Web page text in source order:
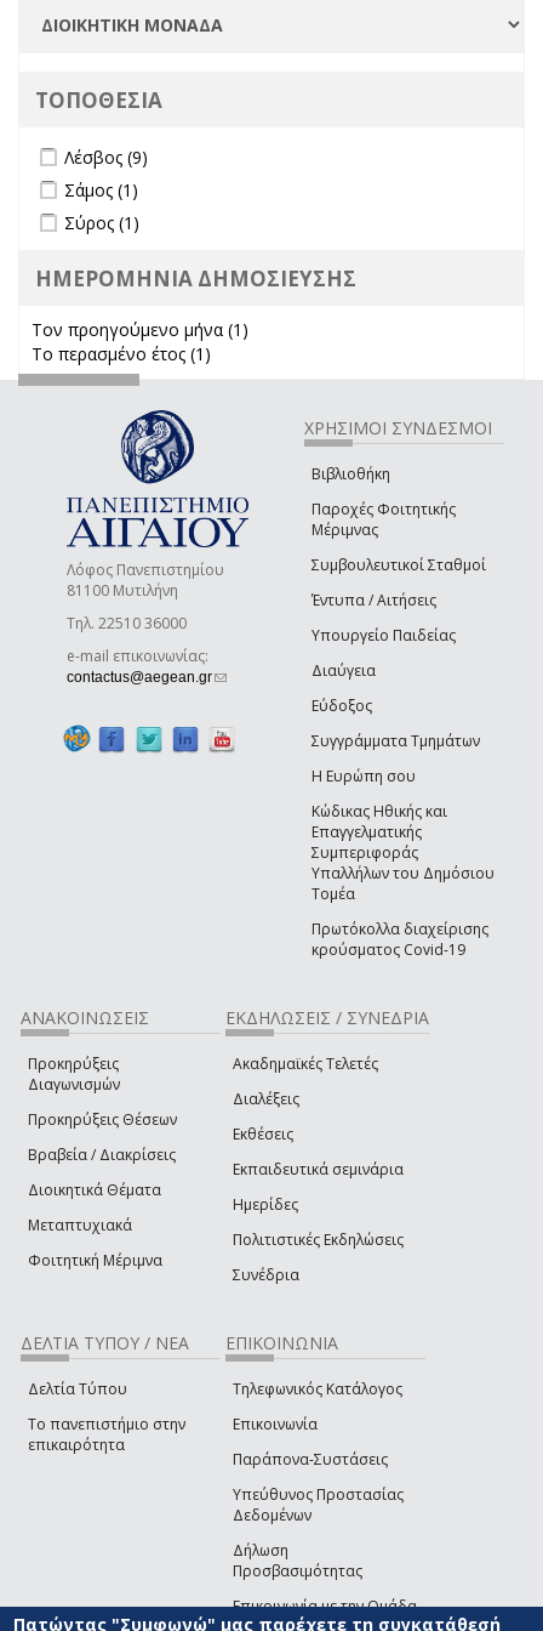
ΤΟΠΟΘΕΣΙΑ
Apply Λέσβος filter
Λέσβος (9)
Apply Σάμος filter
Σάμος (1)
Apply Σύρος filter
Σύρος (1)
ΗΜΕΡΟΜΗΝΙΑ ΔΗΜΟΣΙΕΥΣΗΣ
Τον προηγούμενο μήνα (1)
Το περασμένο έτος (1)
Λόφος Πανεπιστημίου
81100 Μυτιλήνη
Τηλ. 22510 36000
e-mail επικοινωνίας:
contactus@aegean.gr(link sends e-mail)
ΧΡΗΣΙΜΟΙ ΣΥΝΔΕΣΜΟΙ
Βιβλιοθήκη
Παροχές Φοιτητικής
Μέριμνας
Συμβουλευτικοί Σταθμοί
Έντυπα / Αιτήσεις
Υπουργείο Παιδείας
Διαύγεια
Εύδοξος
Συγγράμματα Τμημάτων
Η Ευρώπη σου
Κώδικας Ηθικής και
Επαγγελματικής
Συμπεριφοράς
Υπαλλήλων του Δημόσιου
Τομέα
Πρωτόκολλα διαχείρισης
κρούσματος Covid-19
ΑΝΑΚΟΙΝΩΣΕΙΣ
Προκηρύξεις
Διαγωνισμών
Προκηρύξεις Θέσεων
Βραβεία / Διακρίσεις
Διοικητικά Θέματα
Μεταπτυχιακά
Φοιτητική Μέριμνα
ΕΚΔΗΛΩΣΕΙΣ / ΣΥΝΕΔΡΙΑ
Ακαδημαϊκές Τελετές
Διαλέξεις
Εκθέσεις
Εκπαιδευτικά σεμινάρια
Ημερίδες
Πολιτιστικές Εκδηλώσεις
Συνέδρια
ΔΕΛΤΙΑ ΤΥΠΟΥ / ΝΕΑ
Δελτία Τύπου
Το πανεπιστήμιο στην
επικαιρότητα
ΕΠΙΚΟΙΝΩΝΙΑ
Τηλεφωνικός Κατάλογος
Επικοινωνία
Παράπονα-Συστάσεις
Υπεύθυνος Προστασίας
Δεδομένων
Δήλωση
Προσβασιμότητας
Επικοινωνία με την Ομάδα
Πατώντας "Συμφωνώ" μας παρέχετε τη συγκατάθεσή